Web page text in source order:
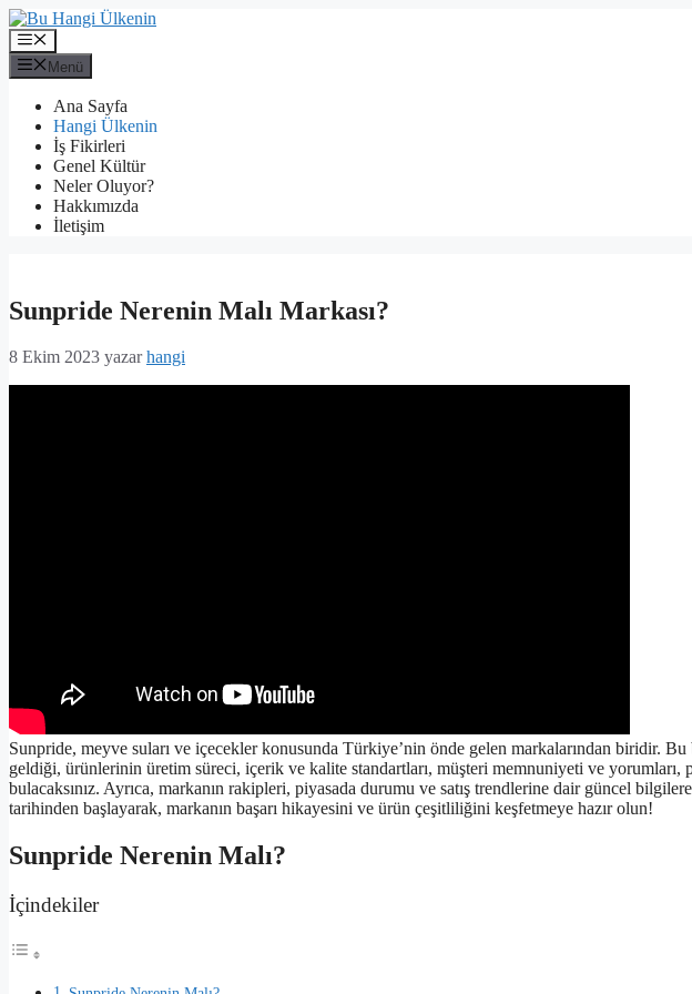
İçeriğe
atla
Menü
Menü
Ana Sayfa
Hangi Ülkenin
İş Fikirleri
Genel Kültür
Neler Oluyor?
Hakkımızda
İletişim
Sunpride Nerenin Malı Markası?
8 Ekim 2023 yazarhangi
Sunpride, meyve suları ve içecekler konusunda Türkiye’nin önde gelen markalarından biridir. Bu
geldiği, ürünlerinin üretim süreci, içerik ve kalite standartları, müşteri memnuniyeti ve yorumları,
bulacaksınız. Ayrıca, markanın rakipleri, piyasada durumu ve satış trendlerine dair güncel
tarihinden başlayarak, markanın başarı hikayesini ve ürün çeşitliliğini keşfetmeye hazır olun!
Sunpride Nerenin Malı?
İçindekiler